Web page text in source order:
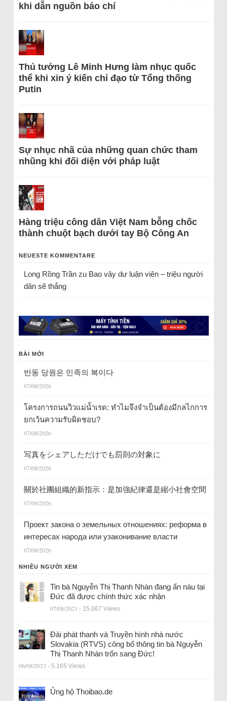
khi dẫn nguồn báo chí
Thủ tướng Lê Minh Hưng làm nhục quốc
thể khi xin ý kiến chỉ đạo từ Tổng thống
Putin
Sự nhục nhã của những quan chức tham
nhũng khi đối diện với pháp luật
Hàng triệu công dân Việt Nam bỗng chốc
thành chuột bạch dưới tay Bộ Công An
NEUESTE KOMMENTARE
Long Rồng Trầnzu Bao vây dư luận viên – triệu người
dân sẽ thắng
BÀI MỚI
반동 당원은 민족의 복이다
07/08/2026
โครงการถนนวิวแม่น้ำเรด: ทำไมจึงจำเป็นต้องมีกลไกการ
ยกเว้นความรับผิดชอบ?
07/08/2026
写真をシェアしただけでも罰則の対象に
07/08/2026
關於社團組織的新指示：是加強紀律還是縮小社會空間
07/08/2026
Проект закона о земельных отношениях: реформа в
интересах народа или узаконивание власти
07/08/2026
NHIỀU NGƯỜI XEM
Tin bà Nguyễn Thị Thanh Nhàn đang ẩn náu tại
Đức đã được chính thức xác nhận
07/08/2023 - 15.067 Views
Đài phát thanh và Truyền hình nhà nước
Slovakia (RTVS) công bố thông tin bà Nguyễn
Thị Thanh Nhàn trốn sang Đức!
06/08/2023 - 5.165 Views
Ủng hộ Thoibao.de